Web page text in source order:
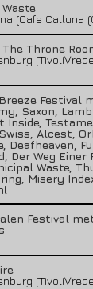
(Cafe Calluna
Throne
Festival
Saxon,
Inside,
Alcest,
Deafheaven,
Der Weg
Waste,
Misery
Festival